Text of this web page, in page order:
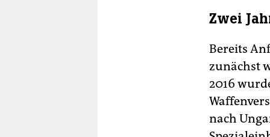
Zwei
Bereits
zunächst
2016
nach